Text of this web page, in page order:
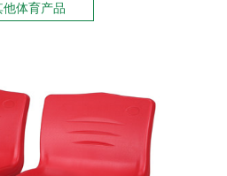
他体育产品